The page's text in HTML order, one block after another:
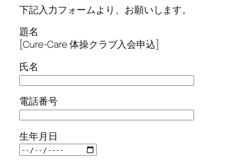
下記入力フォームより、お願いします。
題名
[Cure-Care 体操クラブ入会申込]
氏名
電話番号
生年月日